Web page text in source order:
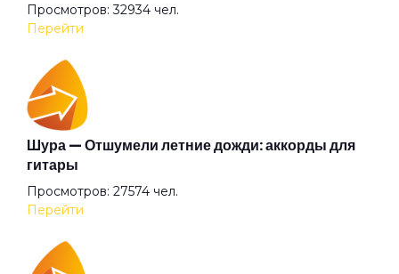
Выживший
Гагарин
Гарь
Где ты?
Голова-фонарь
Просмотров: 32934 чел.
Перейти
Шура — Отшумели летние дожди: аккорды для
гитары
Просмотров: 27574 чел.
Перейти